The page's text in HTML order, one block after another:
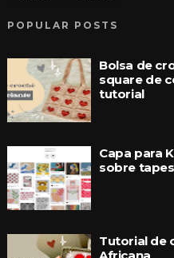
POPULAR POSTS
Bolsa de
square de
tutorial
Capa para
sobre
Tutorial de